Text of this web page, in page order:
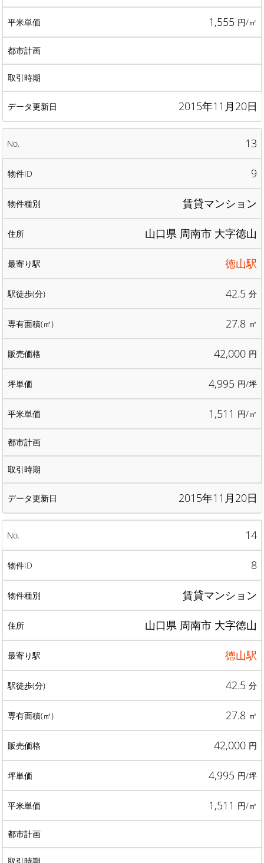
1,555 円/㎡
2015年11月20日
13
9
賃貸マンション
山口県 周南市 大字徳山
徳山駅
42.5 分
27.8 ㎡
42,000 円
4,995 円/坪
1,511 円/㎡
2015年11月20日
14
8
賃貸マンション
山口県 周南市 大字徳山
徳山駅
42.5 分
27.8 ㎡
42,000 円
4,995 円/坪
1,511 円/㎡